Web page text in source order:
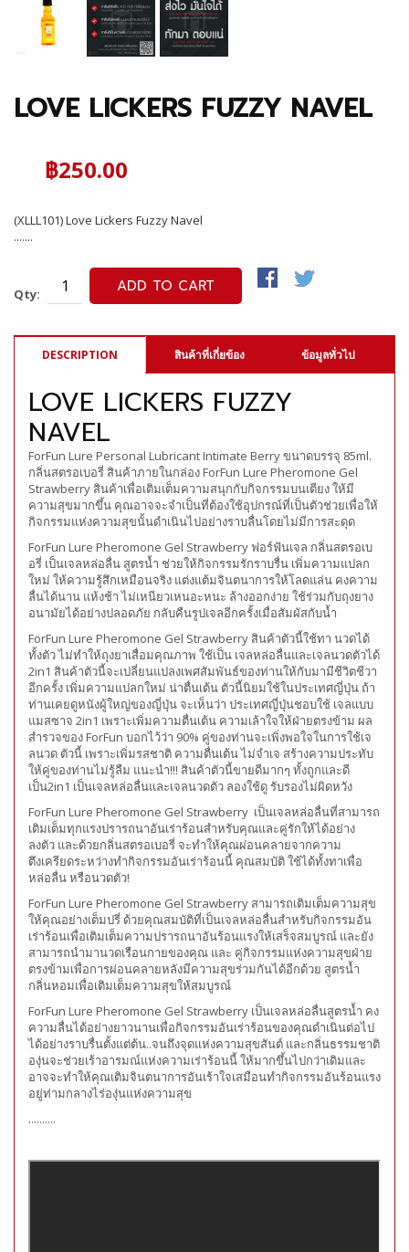
LOVE LICKERS FUZZY NAVEL
฿250.00
(XLLL101) Love Lickers Fuzzy Navel
.......
Qty: ADD TO CART
DESCRIPTION สินค้าที่เกี่ยข้อง ข้อมูลทั่วไป
LOVE LICKERS FUZZY
NAVEL
ForFun Lure Personal Lubricant Intimate Berry ขนาดบรรจุ 85ml.
กลิ่นสตรอเบอรี่ สินค้าภายในกล่อง ForFun Lure Pheromone Gel
Strawberry สินค้าเพื่อเติมเต็มความสนุกกับกิจกรรมบนเตียง ให้มี
ความสุขมากขึ้น คุณอาจจะจำเป็นที่ต้องใช้อุปกรณ์ที่เป็นตัวช่วยเพื่อให้
กิจกรรมแห่งความสุขนั้นดำเนินไปอย่างราบลื่นโดยไม่มีการสะดุด
ForFun Lure Pheromone Gel Strawberry ฟอร์ฟันเจล กลิ่นสตรอเบ
อรี่ เป็นเจลหล่อลื่น สูตรน้ำ ช่วยให้กิจกรรมรักราบรื่น เพิ่มความแปลก
ใหม่ ให้ความรู้สึกเหมือนจริง แต่งแต้มจินตนาการให้โลดแล่น คงความ
ลื่นได้นาน แห้งช้า ไม่เหนียวเหนอะหนะ ล้างออกง่าย ใช้ร่วมกับถุงยาง
อนามัยได้อย่างปลอดภัย กลับคืนรูปเจลอีกครั้งเมื่อสัมผัสกับน้ำ
ForFun Lure Pheromone Gel Strawberry สินค้าตัวนี้ใช้ทา นวดได้
ทั้งตัว ไม่ทำให้ถุงยาเสื่อมคุณภาพ ใช้เป็น เจลหล่อลื่นและเจลนวดตัวได้
2in1 สินค้าตัวนี้จะเปลี่ยนแปลงเพศสัมพันธ์ของท่านให้กับมามีชีวิตชีวา
อีกครั้ง เพิ่มความแปลกใหม่ น่าตื่นเต้น ตัวนี้นิยมใช้ในประเทศญี่ปุ่น ถ้า
ท่านเคยดูหนังผู้ใหญ่ของญี่ปุ่น จะเห็นว่า ประเทศญี่ปุ่นชอบใช้ เจลแบบ
แมสซาจ 2in1 เพราะเพิ่มความตื่นเต้น ความเล้าใจให้ฝ่ายตรงข้าม ผล
สำรวจของ ForFun บอกไว้ว่า 90% คู่ของท่านจะเพิ่งพอใจในการใช้เจ
ลนวด ตัวนี้ เพราะเพิ่มรสชาติ ความตื่นเต้น ไม่จำเจ สร้างความประทับ
ให้คู่ของท่านไม่รู้ลืม แนะนำ!!! สินค้าตัวนี้ขายดีมากๆ ทั้งถูกและดี
เป็น2in1 เป็นเจลหล่อลื่นและเจลนวดตัว ลองใช้ดู รับรองไม่ผิดหวัง
ForFun Lure Pheromone Gel Strawberry เป็นเจลหล่อลื่นที่สามารถ
เติมเต็มทุกแรงปรารถนาอันเร่าร้อนสำหรับคุณและคู่รักให้ได้อย่าง
ลงตัว และด้วยกลิ่นสตรอเบอรี่ จะทำให้คุณผ่อนคลายจากความ
ตึงเครียดระหว่างทำกิจกรรมอันเร่าร้อนนี้ คุณสมบัติ ใช้ได้ทั้งทาเพื่อ
หล่อลื่น หรือนวดตัว!
ForFun Lure Pheromone Gel Strawberry สามารถเติมเต็มความสุข
ให้คุณอย่างเต็มปรี่ ด้วยคุณสมบัติที่เป็นเจลหล่อลื่นสำหรับกิจกรรมอัน
เร่าร้อนเพื่อเติมเต็มความปรารถนาอันร้อนแรงให้เสร็จสมบูรณ์ และยัง
สามารถนำมานวดเรือนกายของคุณ และ คู่กิจกรรมแห่งความสุขฝ่าย
ตรงข้ามเพื่อการผ่อนคลายหลังมีความสุขร่วมกันได้อีกด้วย สูตรน้ำ
กลิ่นหอมเพื่อเติมเต็มความสุขให้สมบูรณ์
ForFun Lure Pheromone Gel Strawberry เป็นเจลหล่อลื่นสูตรน้ำ คง
ความลื่นได้อย่างยาวนานเพื่อกิจกรรมอันเร่าร้อนของคุณดำเนินต่อไป
ได้อย่างราบรื่นตั้งแต่ต้น..จนถึงจุดแห่งความสุขสันต์ และกลิ่นธรรมชาติ
องุ่นจะช่วยเร้าอารมณ์แห่งความเร่าร้อนนี้ ให้มากขึ้นไปกว่าเดิมและ
อาจจะทำให้คุณเติมจินตนาการอันเร้าใจเสมือนทำกิจกรรมอันร้อนแรง
อยู่ท่ามกลางไร่องุ่นแห่งความสุข
..........